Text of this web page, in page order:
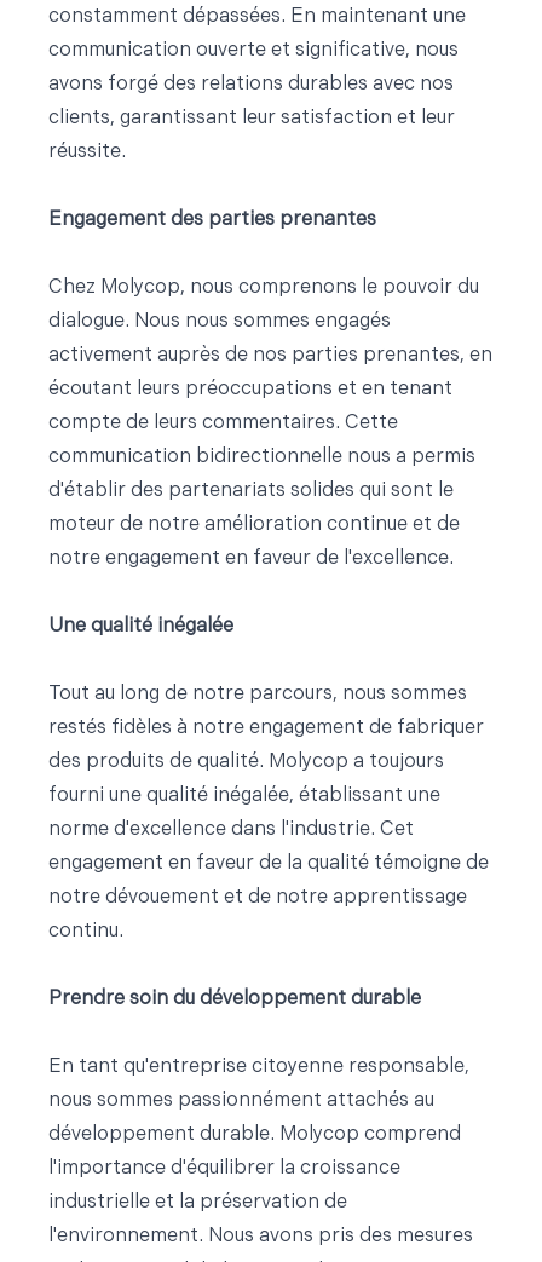
constamment dépassées. En maintenant une
communication ouverte et significative, nous
avons forgé des relations durables avec nos
clients, garantissant leur satisfaction et leur
réussite.
Engagement des parties prenantes
Chez Molycop, nous comprenons le pouvoir du
dialogue. Nous nous sommes engagés
activement auprès de nos parties prenantes, en
écoutant leurs préoccupations et en tenant
compte de leurs commentaires. Cette
communication bidirectionnelle nous a permis
d'établir des partenariats solides qui sont le
moteur de notre amélioration continue et de
notre engagement en faveur de l'excellence.
Une qualité inégalée
Tout au long de notre parcours, nous sommes
restés fidèles à notre engagement de fabriquer
des produits de qualité. Molycop a toujours
fourni une qualité inégalée, établissant une
norme d'excellence dans l'industrie. Cet
engagement en faveur de la qualité témoigne de
notre dévouement et de notre apprentissage
continu.
Prendre soin du développement durable
En tant qu'entreprise citoyenne responsable,
nous sommes passionnément attachés au
développement durable. Molycop comprend
l'importance d'équilibrer la croissance
industrielle et la préservation de
l'environnement. Nous avons pris des mesures